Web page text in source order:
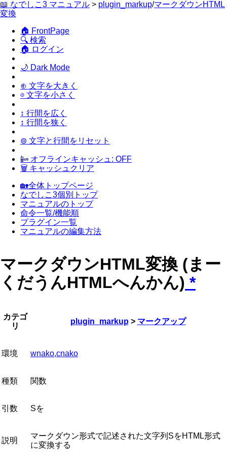
📖 なでしこ3 マニュアル > plugin_markup/マークダウンHTML
変換
🏠 FrontPage
🔍 検索
🏠 ログイン
🌙 Dark Mode
⊕ 文字を大きく
⊖ 文字を小さく
↕ 行間を広く
↕ 行間を狭く
⊚ 文字と行間をリセット
📴 オフラインキャッシュ: OFF
🗑 キャッシュクリア
🏡全体トップページ
なでしこ3個別トップ
マニュアルのトップ
命令一覧/機能順
プラグイン一覧
マニュアルの編集方法
マークダウンHTML変換 (まー
くだうんHTMLへんかん) *
カテゴ
リ
plugin_markup> マークアップ
環境 wnako,cnako
種類 関数
引数 Sを
説明
マークダウン形式で記述された文字列SをHTML形式
に変換する